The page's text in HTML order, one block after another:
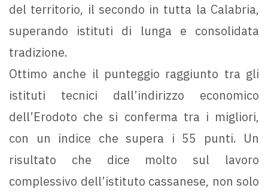
del territorio, il secondo in tutta la Calabria,
superando istituti di lunga e consolidata
tradizione.
Ottimo anche il punteggio raggiunto tra gli
istituti tecnici dall’indirizzo economico
dell’Erodoto che si conferma tra i migliori,
con un indice che supera i 55 punti. Un
risultato che dice molto sul lavoro
complessivo dell’istituto cassanese, non solo